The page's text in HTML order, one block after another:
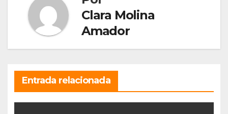
Clara Molina
Amador
Entrada relacionada